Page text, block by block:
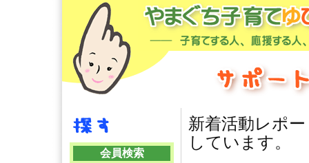
会員検索
新着活動レポ
しています。